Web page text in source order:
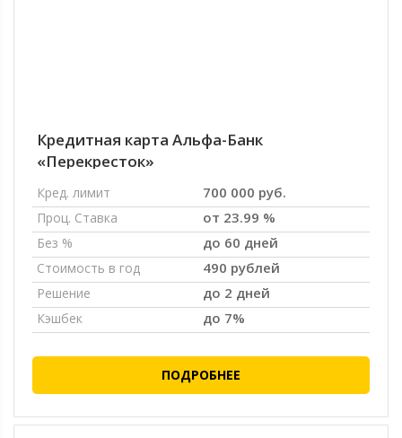
Кредитная карта Альфа-Банк
«Перекресток»
Кред. лимит 700 000 руб.
Проц. Ставка от 23.99 %
Без % до 60 дней
Стоимость в год 490 рублей
Решение до 2 дней
Кэшбек до 7%
ПОДРОБНЕЕ